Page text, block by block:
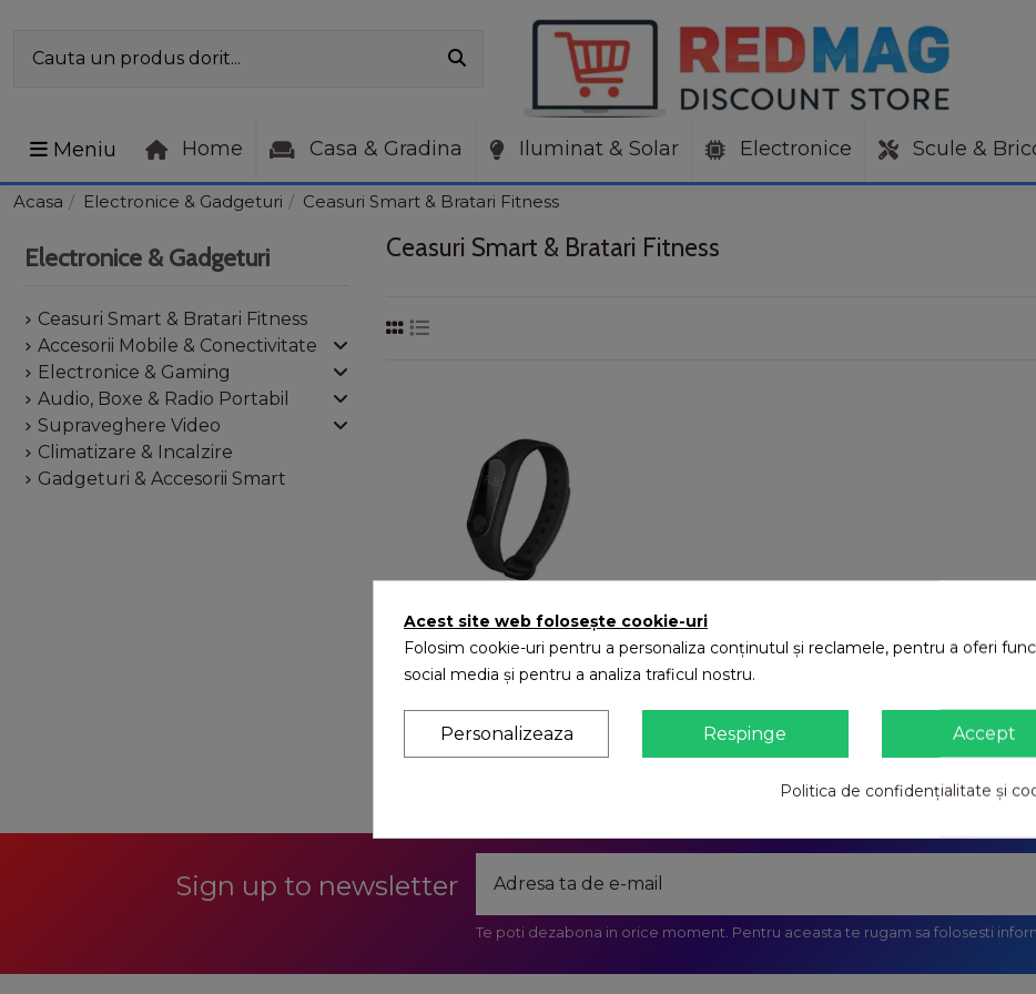
Meniu Home Casa & Gradina Iluminat & Solar Electronice Scule &
Acasa Electronice & Gadgeturi Ceasuri Smart & Bratari Fitness
Ceasuri Smart & Bratari Fitness
Bratara Fitness Inteligenta
Electronice & Gadgeturi
Ceasuri Smart & Bratari Fitness
Accesorii Mobile & Conectivitate
Electronice & Gaming
Audio, Boxe & Radio Portabil
Supraveghere Video
Climatizare & Incalzire
Gadgeturi & Accesorii Smart
Sign up to newsletter
Te poti dezabona in orice moment. Pentru aceasta te rugam sa folosesti
Acest site web folosește cookie-uri
Folosim cookie-uri pentru a personaliza conținutul și reclamele, pentru a oferi
social media și pentru a analiza traficul nostru.
Personalizeaza Respinge Accept
Politica de confidențialitate și